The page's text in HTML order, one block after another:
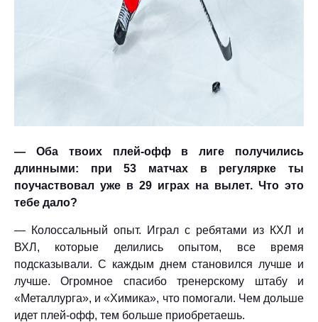
— Оба твоих плей-офф в лиге получились
длинными: при 53 матчах в регулярке ты
поучаствовал уже в 29 играх на вылет. Что это
тебе дало?
— Колоссальный опыт. Играл с ребятами из КХЛ и
ВХЛ, которые делились опытом, все время
подсказывали. С каждым днем становился лучше и
лучше. Огромное спасибо тренерскому штабу и
«Металлурга», и «Химика», что помогали. Чем дольше
идет плей-офф, тем больше приобретаешь.